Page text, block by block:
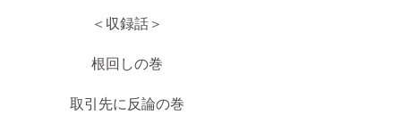
＜収録話＞
根回しの巻
取引先に反論の巻